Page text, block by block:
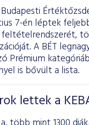
7-én léptek
A BÉT
Prémium
is bővült a lista.
lettek a